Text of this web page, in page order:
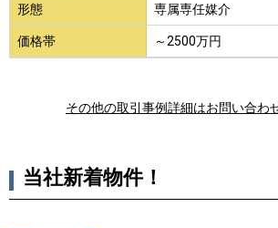
形態 専属専任媒介
価格帯 ～2500万円
その他の取引事例詳細はお問い合わ
当社新着物件！